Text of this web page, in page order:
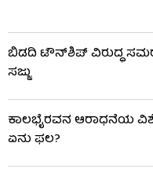
ಬಿಡದಿ ಟೌನ್‌ಶಿಪ್ ವಿರುದ್ಧ
ಸಜ್ಜು
ಕಾಲಭೈರವನ ಆರಾಧನೆಯ
ಏನು ಫಲ?